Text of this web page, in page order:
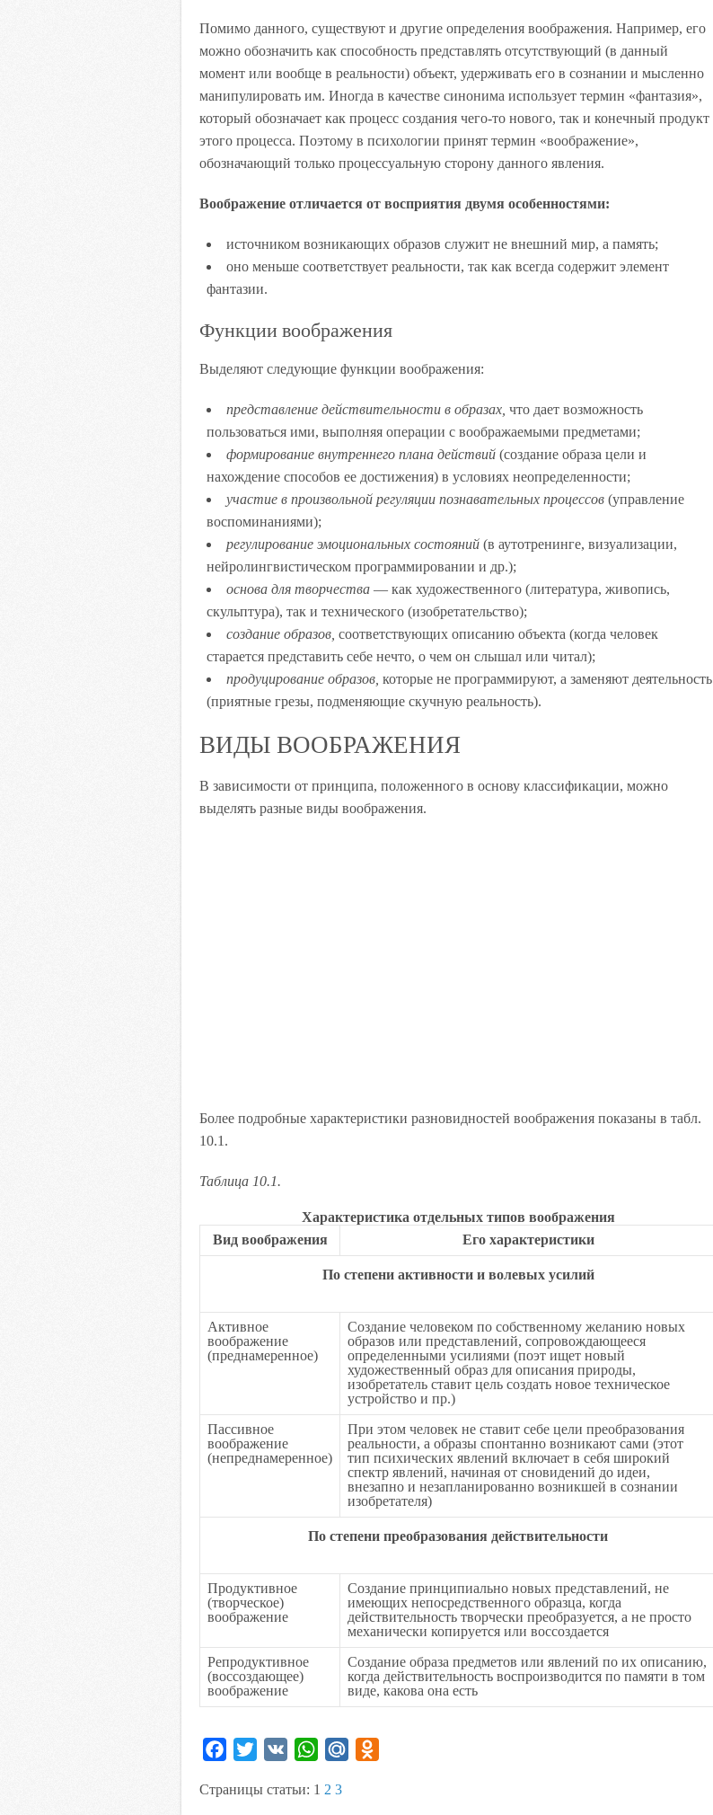
Помимо данного, существуют и другие определения воображения. Например, его
можно обозначить как способность представлять отсутствующий (в данный
момент или вообще в реальности) объект, удерживать его в сознании и мысленно
манипулировать им. Иногда в качестве синонима использует термин «фантазия»,
который обозначает как процесс создания чего-то нового, так и конечный продукт
этого процесса. Поэтому в психологии принят термин «воображение»,
обозначающий только процессуальную сторону данного явления.
Воображение отличается от восприятия двумя особенностями:
источником возникающих образов служит не внешний мир, а память;
оно меньше соответствует реальности, так как всегда содержит элемент
фантазии.
Функции воображения
Выделяют следующие функции воображения:
представление действительности в образах, что дает возможность
пользоваться ими, выполняя операции с воображаемыми предметами;
формирование внутреннего плана действий (создание образа цели и
нахождение способов ее достижения) в условиях неопределенности;
участие в произвольной регуляции познавательных процессов (управление
воспоминаниями);
регулирование эмоциональных состояний (в аутотренинге, визуализации,
нейролингвистическом программировании и др.);
основа для творчества — как художественного (литература, живопись,
скульптура), так и технического (изобретательство);
создание образов, соответствующих описанию объекта (когда человек
старается представить себе нечто, о чем он слышал или читал);
продуцирование образов, которые не программируют, а заменяют деятельность
(приятные грезы, подменяющие скучную реальность).
ВИДЫ ВООБРАЖЕНИЯ
В зависимости от принципа, положенного в основу классификации, можно
выделять разные виды воображения.
Более подробные характеристики разновидностей воображения показаны в табл.
10.1.
Таблица 10.1.
Характеристика отдельных типов воображения
Вид воображения
Его характеристики
По степени активности и волевых усилий
Активное
воображение
(преднамеренное)
Создание человеком по собственному желанию новых
образов или представлений, сопровождающееся
определенными усилиями (поэт ищет новый
художественный образ для описания природы,
изобретатель ставит цель создать новое техническое
устройство и пр.)
Пассивное
воображение
(непреднамеренное)
При этом человек не ставит себе цели преобразования
реальности, а образы спонтанно возникают сами (этот
тип психических явлений включает в себя широкий
спектр явлений, начиная от сновидений до идеи,
внезапно и незапланированно возникшей в сознании
изобретателя)
По степени преобразования действительности
Продуктивное
(творческое)
воображение
Создание принципиально новых представлений, не
имеющих непосредственного образца, когда
действительность творчески преобразуется, а не просто
механически копируется или воссоздается
Репродуктивное
(воссоздающее)
воображение
Создание образа предметов или явлений по их описанию,
когда действительность воспроизводится по памяти в том
виде, какова она есть
c
i
W
a
Страницы статьи: 1 2 3